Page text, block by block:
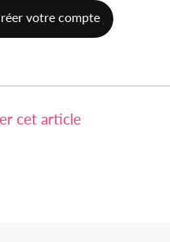
votre compte
cet article